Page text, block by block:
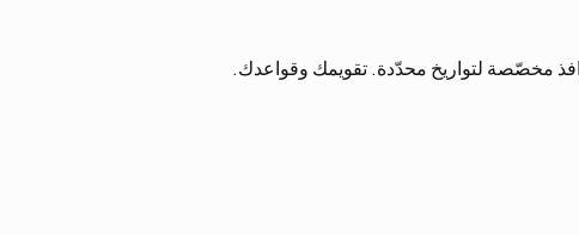
مخصّصة لتواريخ محدّدة. تقويمك وقواعدك.